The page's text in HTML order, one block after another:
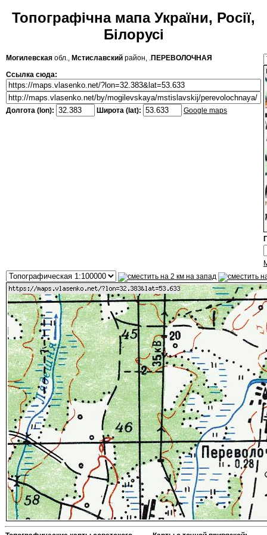
Топографічна мапа України, Росії,
Білорусі
Могилевская обл., Мстиславский район, .ПЕРЕВОЛОЧНАЯ
Ссылка сюда:
Долгота (lon): Широта (lat): Google maps